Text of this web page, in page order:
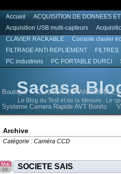
Accueil ACQUISITION DE DONNEES
Acquisition USB multi-capteurs
CLAVIER RACKABLE
Console clavier
FILTRAGE ANTI REPLIEMENT
FILTRES
PC industriels
PC PORTABLE DURCI
Sacasa
Le Blog du Test et de la Mesure . Le
Boutique CLAVIER ECRAN DOUBLE
Systeme Camera Rapide AVT Bonito
Archive
Catégorie : Caméra CCD
SOCIETE SAIS
Mai
29